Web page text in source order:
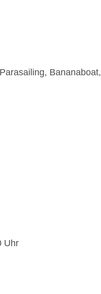
Bananaboat,
Uhr